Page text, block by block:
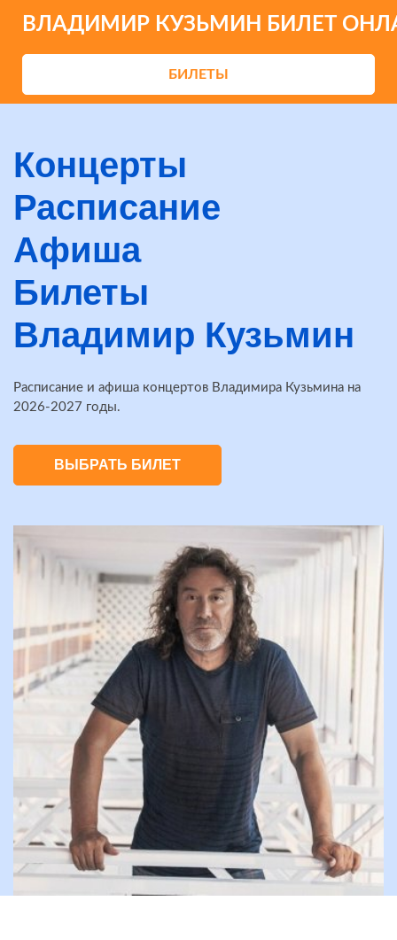
ВЛАДИМИР КУЗЬМИН БИЛЕТ
БИЛЕТЫ
Концерты
Расписание
Афиша
Билеты
Владимир Кузьмин
Расписание и афиша концертов Владимира Кузьмина на
2026-2027 годы.
ВЫБРАТЬ БИЛЕТ